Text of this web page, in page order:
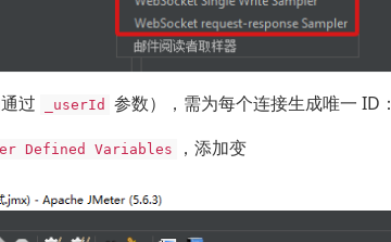
过 _userId
参数），需为每个连接生成唯一 ID：
Defined Variables
，添加变